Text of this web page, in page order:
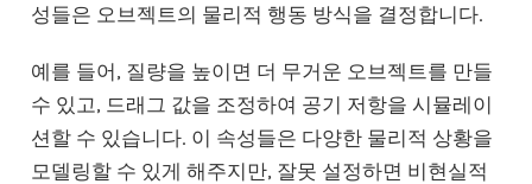
성들은 오브젝트의 물리적 행동 방식을 결정합니다.
예를 들어, 질량을 높이면 더 무거운 오브젝트를 만들
수 있고, 드래그 값을 조정하여 공기 저항을 시뮬레이
션할 수 있습니다. 이 속성들은 다양한 물리적 상황을
모델링할 수 있게 해주지만, 잘못 설정하면 비현실적